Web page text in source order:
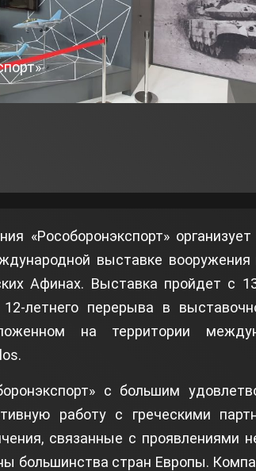
«Рособоронэкспорт»
выставке вооружения
Афинах. Выставка пройдет с
12-летнего перерыва в
на территории
с большим
работу с греческими
связанные с проявлениями
большинства стран Европы.